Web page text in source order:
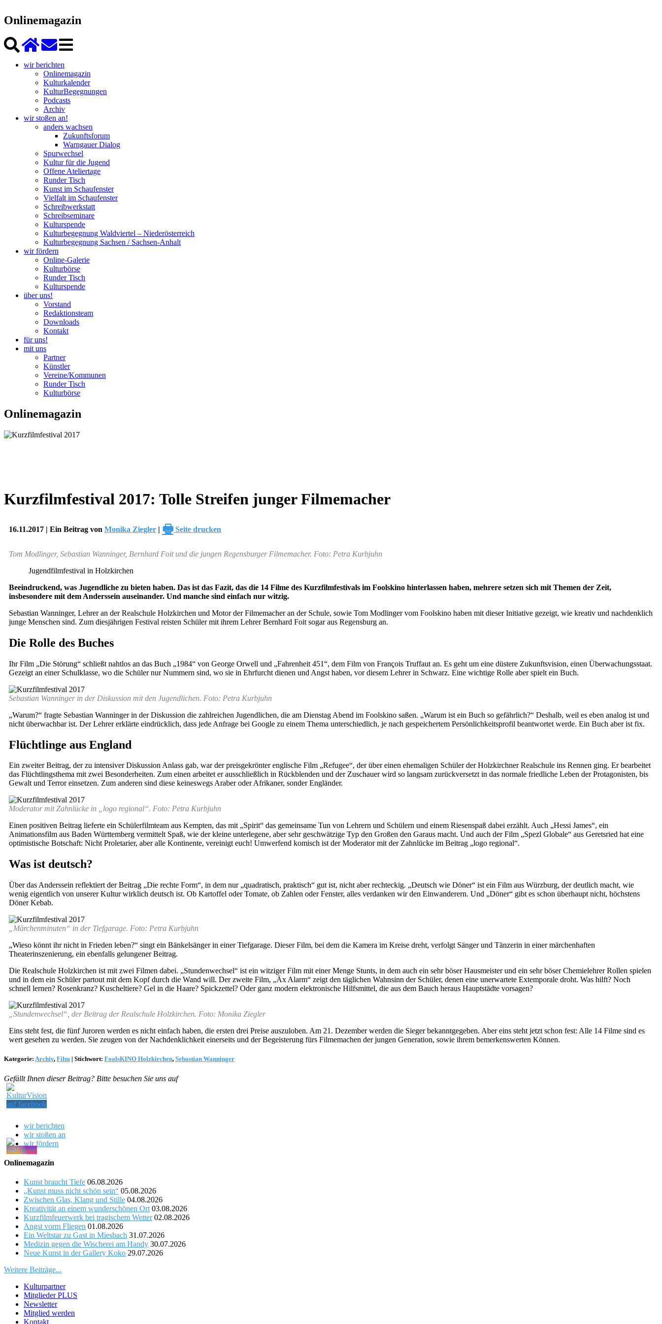
Onlinemagazin
wir berichten
Onlinemagazin
Kulturkalender
KulturBegegnungen
Podcasts
Archiv
wir stoßen an!
anders wachsen
Zukunftsforum
Warngauer Dialog
Spurwechsel
Kultur für die Jugend
Offene Ateliertage
Runder Tisch
Kunst im Schaufenster
Vielfalt im Schaufenster
Schreibwerkstatt
Schreibseminare
Kulturspende
Kulturbegegnung Waldviertel – Niederösterreich
Kulturbegegnung Sachsen / Sachsen-Anhalt
wir fördern
Online-Galerie
Kulturbörse
Runder Tisch
Kulturspende
über uns!
Vorstand
Redaktionsteam
Downloads
Kontakt
für uns!
mit uns
Partner
Künstler
Vereine/Kommunen
Runder Tisch
Kulturbörse
Onlinemagazin
Kurzfilmfestival 2017: Tolle Streifen junger Filmemacher
16.11.2017 | Ein Beitrag von Monika Ziegler | 🖶 Seite drucken
Tom Modlinger, Sebastian Wanninger, Bernhard Foit und die jungen Regensburger Filmemacher. Foto: Petra Kurbjuhn
Jugendfilmfestival in Holzkirchen
Beeindruckend, was Jugendliche zu bieten haben. Das ist das Fazit, das die 14 Filme des Kurzfilmfestivals im Foolskino hinterlassen haben, mehrere setzen sich mit Themen der Zeit,
insbesondere mit dem Anderssein auseinander. Und manche sind einfach nur witzig.
Sebastian Wanninger, Lehrer an der Realschule Holzkirchen und Motor der Filmemacher an der Schule, sowie Tom Modlinger vom Foolskino haben mit dieser Initiative gezeigt, wie kreativ und nachdenklich
junge Menschen sind. Zum diesjährigen Festival reisten Schüler mit ihrem Lehrer Bernhard Foit sogar aus Regensburg an.
Die Rolle des Buches
Ihr Film „Die Störung“ schließt nahtlos an das Buch „1984“ von George Orwell und „Fahrenheit 451“, dem Film von François Truffaut an. Es geht um eine düstere Zukunftsvision, einen Überwachungsstaat.
Gezeigt an einer Schulklasse, wo die Schüler nur Nummern sind, wo sie in Ehrfurcht dienen und Angst haben, vor diesem Lehrer in Schwarz. Eine wichtige Rolle aber spielt ein Buch.
Sebastian Wanninger in der Diskussion mit den Jugendlichen. Foto: Petra Kurbjuhn
„Warum?“ fragte Sebastian Wanninger in der Diskussion die zahlreichen Jugendlichen, die am Dienstag Abend im Foolskino saßen. „Warum ist ein Buch so gefährlich?“ Deshalb, weil es eben analog ist und
nicht überwachbar ist. Der Lehrer erklärte eindrücklich, dass jede Anfrage bei Google zu einem Thema unterschiedlich, je nach gespeichertem Persönlichkeitsprofil beantwortet werde. Ein Buch aber ist fix.
Flüchtlinge aus England
Ein zweiter Beitrag, der zu intensiver Diskussion Anlass gab, war der preisgekrönter englische Film „Refugee“, der über einen ehemaligen Schüler der Holzkirchner Realschule ins Rennen ging. Er bearbeitet
das Flüchtlingsthema mit zwei Besonderheiten. Zum einen arbeitet er ausschließlich in Rückblenden und der Zuschauer wird so langsam zurückversetzt in das normale friedliche Leben der Protagonisten, bis
Gewalt und Terror einsetzen. Zum anderen sind diese keineswegs Araber oder Afrikaner, sonder Engländer.
Moderator mit Zahnlücke in „logo regional“. Foto: Petra Kurbjuhn
Einen positiven Beitrag lieferte ein Schülerfilmteam aus Kempten, das mit „Spirit“ das gemeinsame Tun von Lehrern und Schülern und einem Riesenspaß dabei erzählt. Auch „Hessi James“, ein
Animationsfilm aus Baden Württemberg vermittelt Spaß, wie der kleine unterlegene, aber sehr geschwätzige Typ den Großen den Garaus macht. Und auch der Film „Spezl Globale“ aus Geretsried hat eine
optimistische Botschaft: Nicht Proletarier, aber alle Kontinente, vereinigt euch! Umwerfend komisch ist der Moderator mit der Zahnlücke im Beitrag „logo regional“.
Was ist deutsch?
Über das Anderssein reflektiert der Beitrag „Die rechte Form“, in dem nur „quadratisch, praktisch“ gut ist, nicht aber rechteckig. „Deutsch wie Döner“ ist ein Film aus Würzburg, der deutlich macht, wie
wenig eigentlich von unserer Kultur wirklich deutsch ist. Ob Kartoffel oder Tomate, ob Zahlen oder Fenster, alles verdanken wir den Einwanderern. Und „Döner“ gibt es schon überhaupt nicht, höchstens
Döner Kebab.
„Märchenminuten“ in der Tiefgarage. Foto: Petra Kurbjuhn
„Wieso könnt ihr nicht in Frieden leben?“ singt ein Bänkelsänger in einer Tiefgarage. Dieser Film, bei dem die Kamera im Kreise dreht, verfolgt Sänger und Tänzerin in einer märchenhaften
Theaterinszenierung, ein ebenfalls gelungener Beitrag.
Die Realschule Holzkirchen ist mit zwei Filmen dabei. „Stundenwechsel“ ist ein witziger Film mit einer Menge Stunts, in dem auch ein sehr böser Hausmeister und ein sehr böser Chemielehrer Rollen spielen
und in dem ein Schüler partout mit dem Kopf durch die Wand will. Der zweite Film, „Äx Alarm“ zeigt den täglichen Wahnsinn der Schüler, denen eine unerwartete Extemporale droht. Was hilft? Noch
schnell lernen? Rosenkranz? Kuscheltiere? Gel in die Haare? Spickzettel? Oder ganz modern elektronische Hilfsmittel, die aus dem Bauch heraus Hauptstädte vorsagen?
„Stundenwechsel“, der Beitrag der Realschule Holzkirchen. Foto: Monika Ziegler
Eins steht fest, die fünf Juroren werden es nicht einfach haben, die ersten drei Preise auszuloben. Am 21. Dezember werden die Sieger bekanntgegeben. Aber eins steht jetzt schon fest: Alle 14 Filme sind es
wert gesehen zu werden. Sie zeugen von der Nachdenklichkeit einerseits und der Begeisterung fürs Filmemachen der jungen Generation, sowie ihrem bemerkenswerten Können.
Kategorie: Archiv, Film | Stichwort: FoolsKINO Holzkirchen, Sebastian Wanninger
Gefällt Ihnen dieser Beitrag? Bitte besuchen Sie uns auf
wir berichten
wir stoßen an
wir fördern
Onlinemagazin
Kunst braucht Tiefe 06.08.2026
„Kunst muss nicht schön sein“ 05.08.2026
Zwischen Glas, Klang und Stille 04.08.2026
Kreativität an einem wunderschönen Ort 03.08.2026
Kurzfilmfeuerwerk bei tragischem Wetter 02.08.2026
Angst vorm Fliegen 01.08.2026
Ein Weltstar zu Gast in Miesbach 31.07.2026
Medizin gegen die Wischerei am Handy 30.07.2026
Neue Kunst in der Gallery Koko 29.07.2026
Weitere Beiträge...
Kulturpartner
Mitglieder PLUS
Newsletter
Mitglied werden
Kontakt